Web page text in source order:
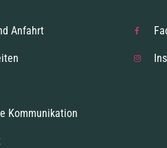
Anfahrt
Kommunikation